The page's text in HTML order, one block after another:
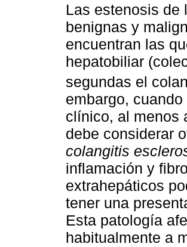
Las estenosis de
benignas y
encuentran las
hepatobiliar
segundas el
embargo,
clínico, al menos
debe considerar
colangitis
inflamación y
extrahepáticos
tener una
Esta patología
habitualmente a